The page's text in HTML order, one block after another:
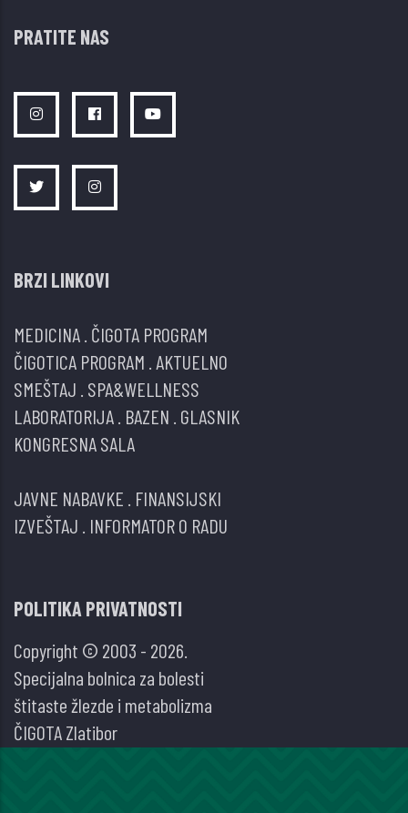
PRATITE NAS
BRZI LINKOVI
MEDICINA ČIGOTA PROGRAM
ČIGOTICA PROGRAM AKTUELNO
SMEŠTAJ SPA&WELLNESS
LABORATORIJA BAZEN GLASNIK
KONGRESNA SALA
JAVNE NABAVKE FINANSIJSKI
IZVEŠTAJ INFORMATOR O RADU
POLITIKA PRIVATNOSTI
Copyright © 2003 - 2026.
Specijalna bolnica za bolesti
štitaste žlezde i metabolizma
ČIGOTA Zlatibor